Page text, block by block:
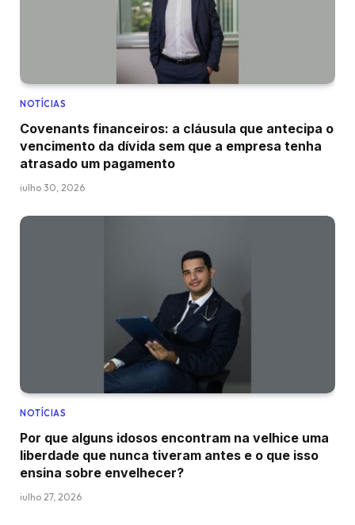
NOTÍCIAS
Covenants financeiros: a cláusula que antecipa o
vencimento da dívida sem que a empresa tenha
atrasado um pagamento
julho 30, 2026
NOTÍCIAS
Por que alguns idosos encontram na velhice uma
liberdade que nunca tiveram antes e o que isso
ensina sobre envelhecer?
julho 27, 2026